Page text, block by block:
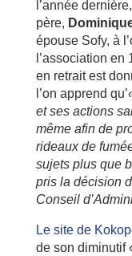
l’année
père,
épouse Sofy, à
l’association
en retrait est
l’on apprend qu’
et ses actions
même afin de
rideaux de
sujets plus que
pris la décision
Conseil
Le site de
de son diminutif